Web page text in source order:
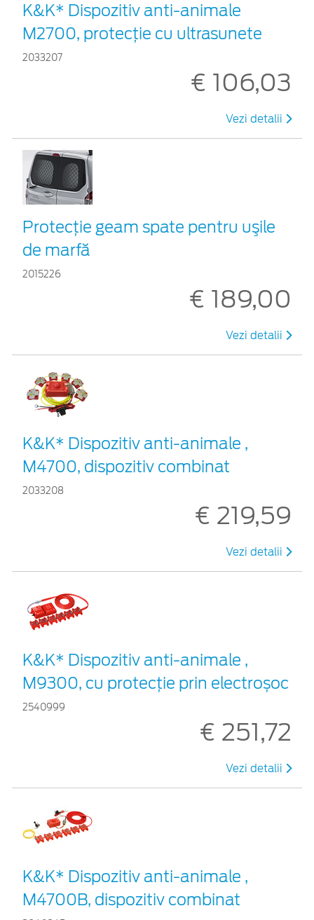
K&K* Dispozitiv anti-animale
M2700, protecție cu ultrasunete
2033207
€ 106,03
Vezi detalii
Protecţie geam spate pentru uşile
de marfă
2015226
€ 189,00
Vezi detalii
K&K* Dispozitiv anti-animale ,
M4700, dispozitiv combinat
2033208
€ 219,59
Vezi detalii
K&K* Dispozitiv anti-animale ,
M9300, cu protecție prin electroșoc
2540999
€ 251,72
Vezi detalii
K&K* Dispozitiv anti-animale ,
M4700B, dispozitiv combinat